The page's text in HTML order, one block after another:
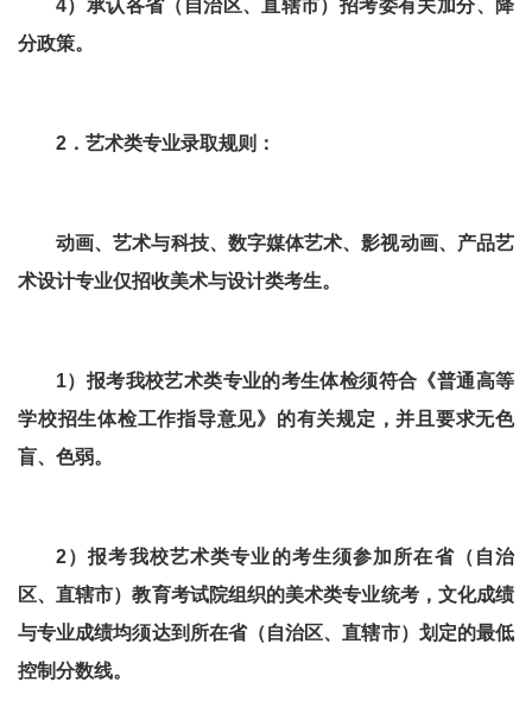
4）承认各省（自治区、直辖市）招考委有关加分、降
分政策。
2．艺术类专业录取规则：
动画、艺术与科技、数字媒体艺术、影视动画、产品艺
术设计专业仅招收美术与设计类考生。
1）报考我校艺术类专业的考生体检须符合《普通高等
学校招生体检工作指导意见》的有关规定，并且要求无色
盲、色弱。
2）报考我校艺术类专业的考生须参加所在省（自治
区、直辖市）教育考试院组织的美术类专业统考，文化成绩
与专业成绩均须达到所在省（自治区、直辖市）划定的最低
控制分数线。